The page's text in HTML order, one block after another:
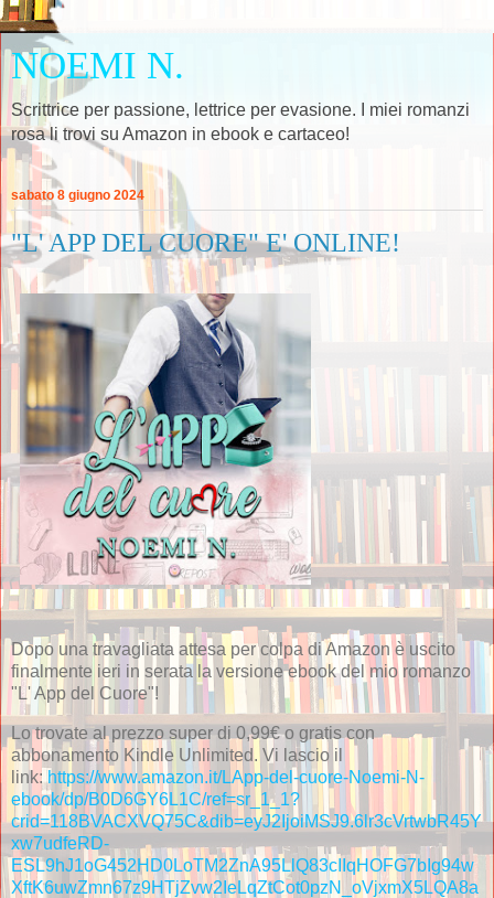
NOEMI N.
Scrittrice per passione, lettrice per evasione. I miei romanzi
rosa li trovi su Amazon in ebook e cartaceo!
sabato 8 giugno 2024
"L' APP DEL CUORE" E' ONLINE!
Dopo una travagliata attesa per colpa di Amazon è uscito
finalmente ieri in serata la versione ebook del mio romanzo
"L' App del Cuore"!
Lo trovate al prezzo super di 0,99€ o gratis con
abbonamento Kindle Unlimited. Vi lascio il
link: https://www.amazon.it/LApp-del-cuore-Noemi-N-
ebook/dp/B0D6GY6L1C/ref=sr_1_1?
crid=118BVACXVQ75C&dib=eyJ2IjoiMSJ9.6lr3cVrtwbR45Y
xw7udfeRD-
ESL9hJ1oG452HD0LoTM2ZnA95LlQ83cIIqHOFG7bIg94w
XftK6uwZmn67z9HTjZvw2IeLqZtCot0pzN_oVjxmX5LQA8a